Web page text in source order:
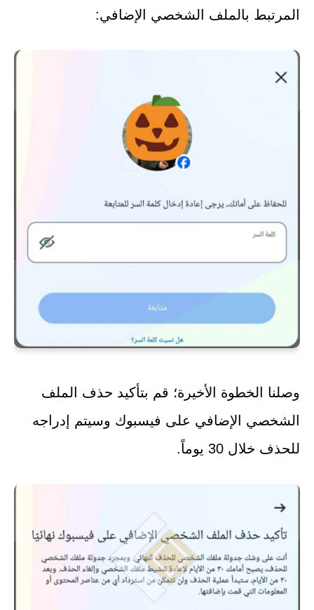
المرتبط بالملف الشخصي الإضافي:
وصلنا الخطوة الأخيرة؛ قم بتأكيد حذف الملف
الشخصي الإضافي على فيسبوك وسيتم إدراجه
للحذف خلال 30 يوماً.